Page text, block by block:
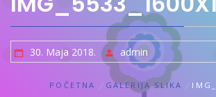
30. Maja 2018. admin
POČETNA GALERIJA SLIKA